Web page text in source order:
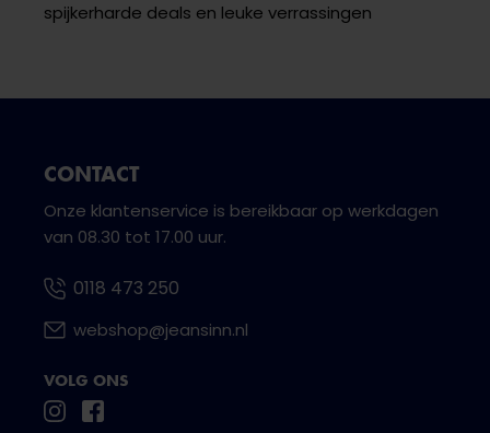
spijkerharde deals en leuke verrassingen
CONTACT
Onze klantenservice is bereikbaar op werkdagen
van 08.30 tot 17.00 uur.
0118 473 250
webshop@jeansinn.nl
VOLG ONS